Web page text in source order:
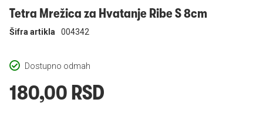
Tetra Mrežica za Hvatanje Ribe S 8cm
Dostupno odmah
Šifra artikla 004342
180,00 RSD